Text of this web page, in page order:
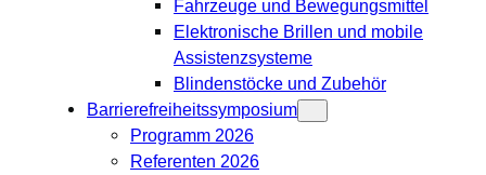
Fahrzeuge und Bewegungsmittel
Elektronische Brillen und mobile
Assistenzsysteme
Blindenstöcke und Zubehör
Barrierefreiheitssymposium
Programm 2026
Referenten 2026